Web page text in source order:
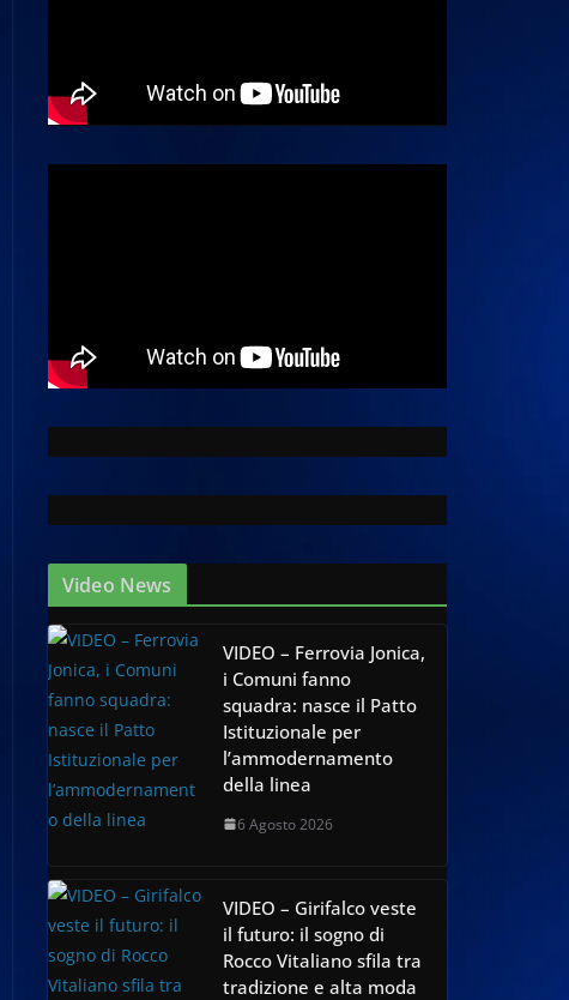
Video News
VIDEO – Ferrovia Jonica,
i Comuni fanno
squadra: nasce il Patto
Istituzionale per
l’ammodernamento
della linea
6 Agosto 2026
VIDEO – Girifalco veste
il futuro: il sogno di
Rocco Vitaliano sfila tra
tradizione e alta moda